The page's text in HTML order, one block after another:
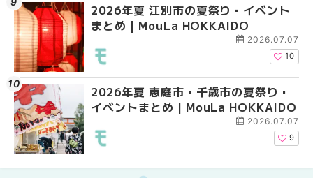
2026年夏 江別市の夏祭り・イベント
まとめ | MouLa HOKKAIDO
2026.07.07
10
2026年夏 恵庭市・千歳市の夏祭り・
イベントまとめ | MouLa HOKKAIDO
2026.07.07
9
2026年夏 札幌市南区
ントまとめ | MouLa
札幌の麻辣湯（マーラ
め専門店9選！本場の
新店まで徹底比較 |
2026年夏 札幌市南区
ントまとめ | MouLa
札幌の麻辣湯（マーラ
め専門店6選！本場の
新店まで徹底比較 |